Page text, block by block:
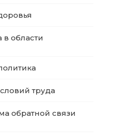
в области
труда
обратной связи